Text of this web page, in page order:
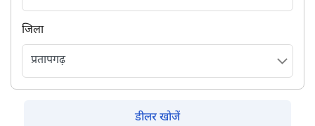
जिला
डीलर खोजें